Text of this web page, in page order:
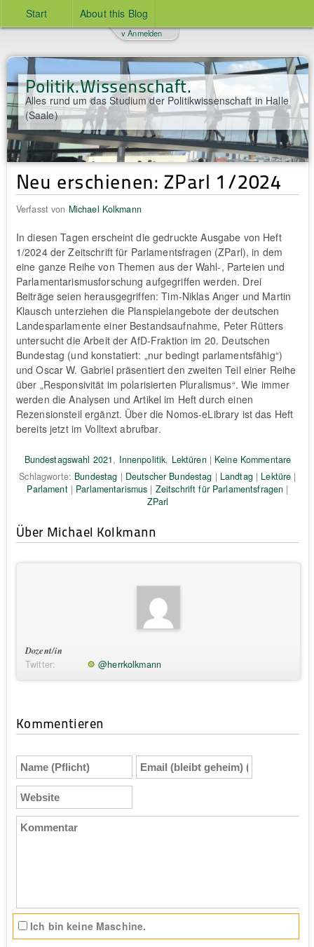
Start About this Blog
Politik.Wissenschaft.
Alles rund um das Studium der Politikwissenschaft in Halle
(Saale)
v Anmelden
Neu erschienen: ZParl 1/2024
Verfasst von Michael Kolkmann
In diesen Tagen erscheint die gedruckte Ausgabe von Heft
1/2024 der Zeitschrift für Parlamentsfragen (ZParl), in dem
eine ganze Reihe von Themen aus der Wahl-, Parteien und
Parlamentarismusforschung aufgegriffen werden. Drei
Beiträge seien herausgegriffen: Tim-Niklas Anger und Martin
Klausch unterziehen die Planspielangebote der deutschen
Landesparlamente einer Bestandsaufnahme, Peter Rütters
untersucht die Arbeit der AfD-Fraktion im 20. Deutschen
Bundestag (und konstatiert: „nur bedingt parlamentsfähig“)
und Oscar W. Gabriel präsentiert den zweiten Teil einer Reihe
über „Responsivität im polarisierten Pluralismus“. Wie immer
werden die Analysen und Artikel im Heft durch einen
Rezensionsteil ergänzt. Über die Nomos-eLibrary ist das Heft
bereits jetzt im Volltext abrufbar.
Bundestagswahl 2021, Innenpolitik, Lektüren| Keine Kommentare
Schlagworte: Bundestag | Deutscher Bundestag | Landtag| Lektüre |
Parlament| Parlamentarismus | Zeitschrift für Parlamentsfragen |
ZParl
Über Michael Kolkmann
Dozent/in
Twitter:
@herrkolkmann
Kommentieren
Name
(Pflicht)
Email
(bleibt
Website
Kommentar
Ich bin keine Maschine.